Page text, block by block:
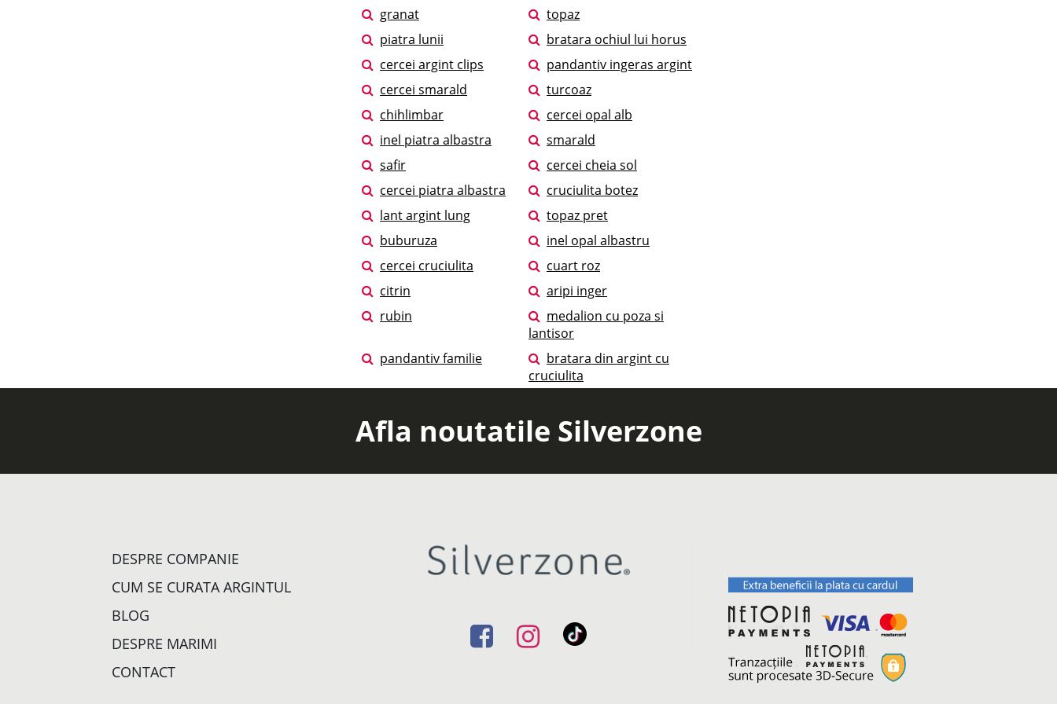
granat
topaz
piatra lunii
bratara ochiul lui horus
cercei argint clips
pandantiv ingeras argint
cercei smarald
turcoaz
chihlimbar
cercei opal alb
inel piatra albastra
smarald
safir
cercei cheia sol
cercei piatra albastra
cruciulita botez
lant argint lung
topaz pret
buburuza
inel opal albastru
cercei cruciulita
cuart roz
citrin
aripi inger
rubin
medalion cu poza si
lantisor
pandantiv familie
bratara din argint cu
cruciulita
Afla noutatile Silverzone
DESPRE COMPANIE
CUM SE CURATA ARGINTUL
BLOG
DESPRE MARIMI
CONTACT